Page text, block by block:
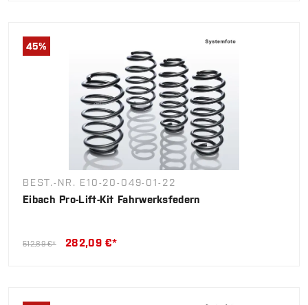
45%
BEST.-NR. E10-20-049-01-22
Eibach Pro-Lift-Kit Fahrwerksfedern
512,89 €* 282,09 €*